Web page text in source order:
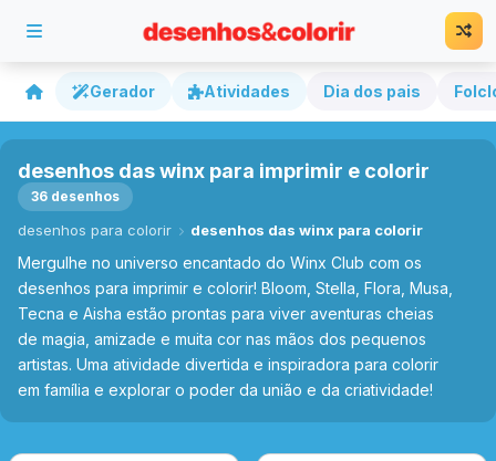
Gerador Atividades Dia dos pais
desenhos das winx para imprimir e colorir
36 desenhos
desenhos para colorir desenhos das winx para colorir
Mergulhe no universo encantado do Winx Club com os
desenhos para imprimir e colorir! Bloom, Stella, Flora, Musa,
Tecna e Aisha estão prontas para viver aventuras cheias
de magia, amizade e muita cor nas mãos dos pequenos
artistas. Uma atividade divertida e inspiradora para colorir
em família e explorar o poder da união e da criatividade!